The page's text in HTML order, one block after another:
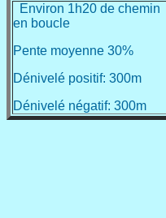
Environ 1h20 de chemin
en boucle
Pente moyenne 30%
Dénivelé positif: 300m
Dénivelé négatif: 300m